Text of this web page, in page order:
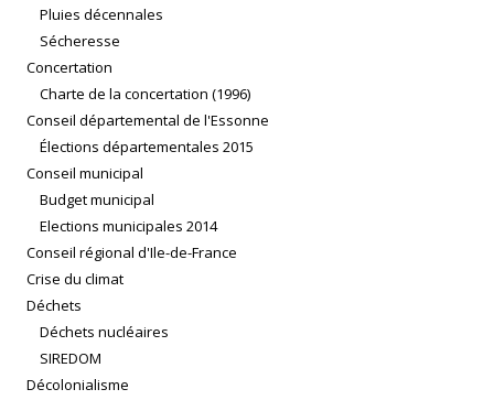
Pluies décennales
Sécheresse
Concertation
Charte de la concertation (1996)
Conseil départemental de l'Essonne
Élections départementales 2015
Conseil municipal
Budget municipal
Elections municipales 2014
Conseil régional d'Ile-de-France
Crise du climat
Déchets
Déchets nucléaires
SIREDOM
Décolonialisme